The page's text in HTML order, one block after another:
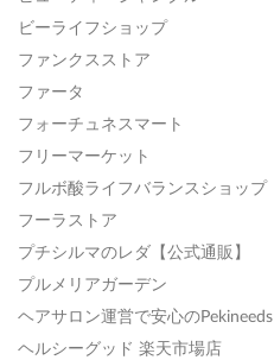
ビーライフショップ
ファンクスストア
ファータ
フォーチュネスマート
フリーマーケット
フルボ酸ライフバランスショップ
フーラストア
プチシルマのレダ【公式通販】
プルメリアガーデン
ヘアサロン運営で安心のPekineeds
ヘルシーグッド 楽天市場店